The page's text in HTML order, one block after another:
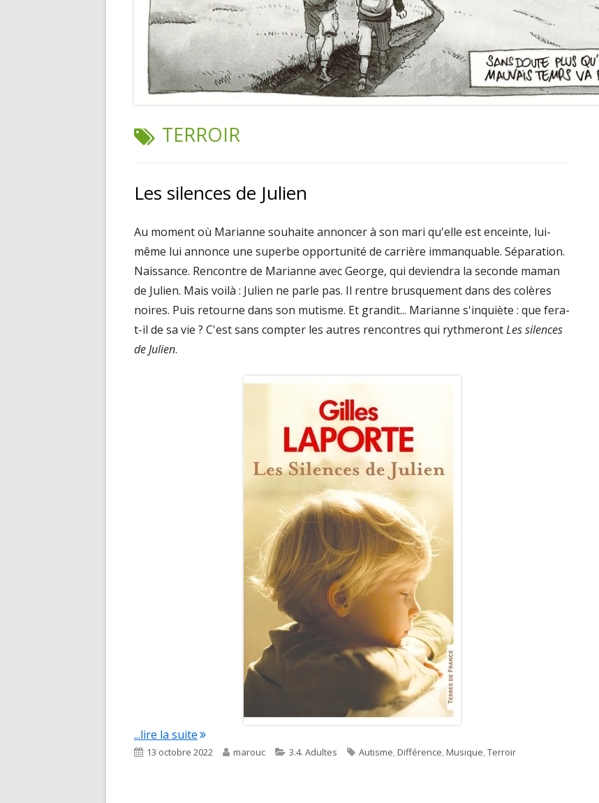
TAG:
TERROIR
Les silences de Julien
Au moment où Marianne souhaite annoncer à son mari qu'elle est enceinte, lui-
même lui annonce une superbe opportunité de carrière immanquable. Séparation.
Naissance. Rencontre de Marianne avec George, qui deviendra la seconde maman
de Julien. Mais voilà : Julien ne parle pas. Il rentre brusquement dans des colères
noires. Puis retourne dans son mutisme. Et grandit... Marianne s'inquiète : que fera-
t-il de sa vie ? C'est sans compter les autres rencontres qui rythmerontLes silences
de Julien.
...lire la suite"Les silences de Julien"
Published
13 octobre 2022 Author
marouc Categories
3.4. Adultes Tags
Autisme,Différence,Musique,Terroir